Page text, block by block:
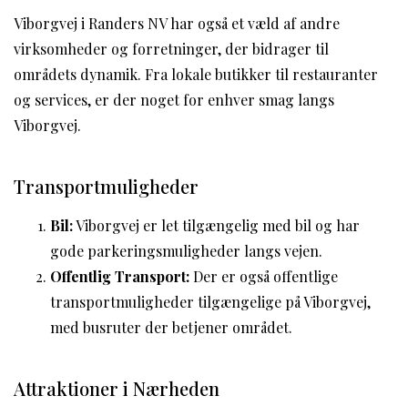
Viborgvej i Randers NV har også et væld af andre
virksomheder og forretninger, der bidrager til
områdets dynamik. Fra lokale butikker til restauranter
og services, er der noget for enhver smag langs
Viborgvej.
Transportmuligheder
Bil:Viborgvej er let tilgængelig med bil og har
gode parkeringsmuligheder langs vejen.
Offentlig Transport:Der er også offentlige
transportmuligheder tilgængelige på Viborgvej,
med busruter der betjener området.
Attraktioner i Nærheden